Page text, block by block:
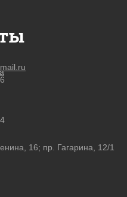
16; пр. Гагарина, 12/1